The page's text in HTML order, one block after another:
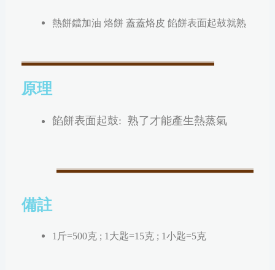
熱餅鐺加油 烙餅 蓋蓋烙皮 餡餅表面起鼓就熟
原理
餡餅表面起鼓: 熟了才能產生熱蒸氣
備註
1斤=500克 ; 1大匙=15克 ; 1小匙=5克